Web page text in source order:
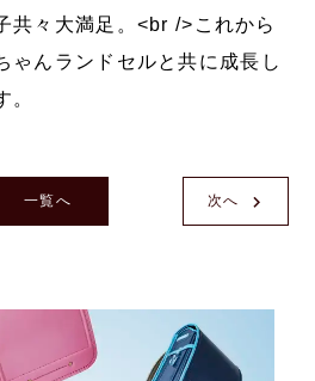
共々大満足。<br />これから
ゃんランドセルと共に成長し
。
次へ
一覧へ